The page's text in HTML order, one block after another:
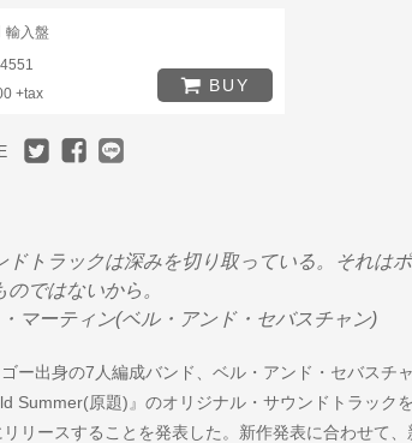
輸入盤
+tax
BUY
ドトラックは深みを切り取っている。それは
のではないから。
マーティン(ベル・アンド・セバスチャン)
ー出身の7人編成バンド、ベル・アンド・セバスチ
Summer(原題)』のオリジナル・サウンドトラック
リリースすることを発表した。新作発表に合わせて